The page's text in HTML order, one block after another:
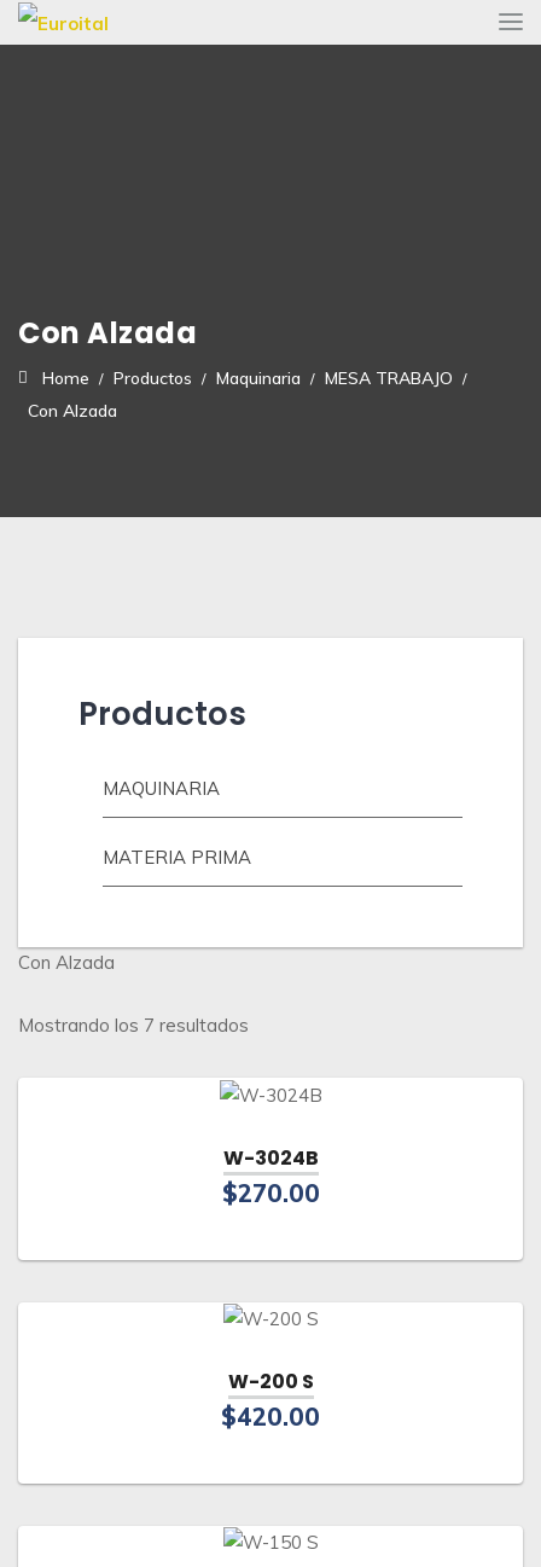
Con Alzada
Home Productos Maquinaria
MESA TRABAJO
Con Alzada
Productos
MAQUINARIA
MATERIA PRIMA
Con Alzada
Mostrando los 7 resultados
los
W-3024B
$270.00
W-200 S
$420.00